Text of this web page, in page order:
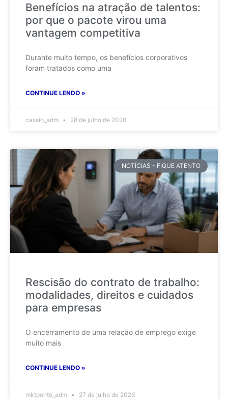
Benefícios na atração de talentos:
por que o pacote virou uma
vantagem competitiva
Durante muito tempo, os benefícios corporativos
foram tratados como uma
CONTINUE LENDO »
cassio_adm 28 de julho de 2026
NOTÍCIAS - FIQUE ATENTO
Rescisão do contrato de trabalho:
modalidades, direitos e cuidados
para empresas
O encerramento de uma relação de emprego exige
muito mais
CONTINUE LENDO »
mktponto_adm 27 de julho de 2026